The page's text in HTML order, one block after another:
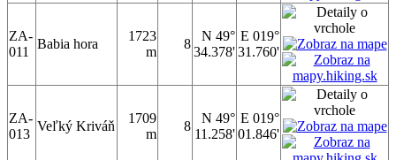
ZA-
011
Babia hora
1723
m
8
N 49°
34.378'
E 019°
31.760'
ZA-
013
Veľký Kriváň
1709
m
8
N 49°
11.258'
E 019°
01.846'